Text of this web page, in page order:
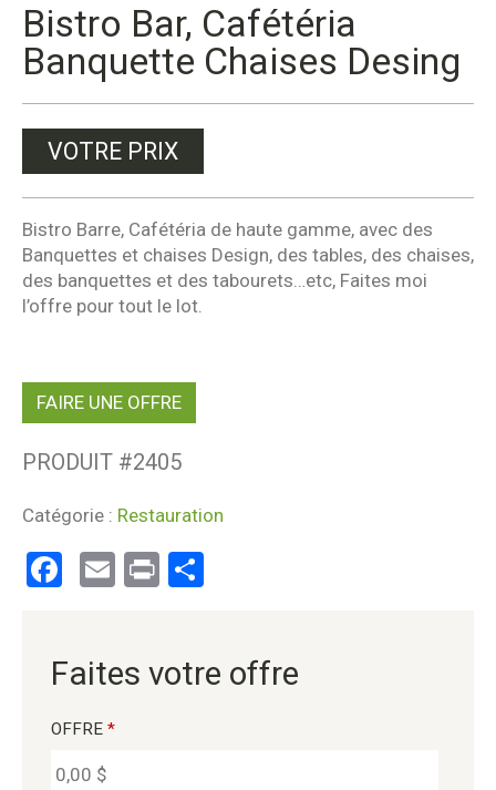
Bistro Bar, Cafétéria
Banquette Chaises Desing
VOTRE PRIX
Bistro Barre, Cafétéria de haute gamme, avec des
Banquettes et chaises Design, des tables, des chaises,
des banquettes et des tabourets…etc, Faites moi
l’offre pour tout le lot.
FAIRE UNE OFFRE
PRODUIT #2405
Catégorie : Restauration
Facebook
EmailPrint
Faites votre offre
OFFRE *